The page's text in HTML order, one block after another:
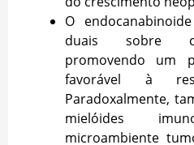
O
duais sobre
promovendo um
favorável à
Paradoxalmente,
mielóides
microambiente